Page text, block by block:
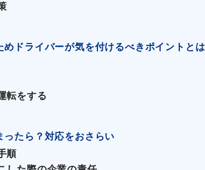
めドライバーが気を付けるべきポイントとは
転をする
ったら？対応をおさらい
順